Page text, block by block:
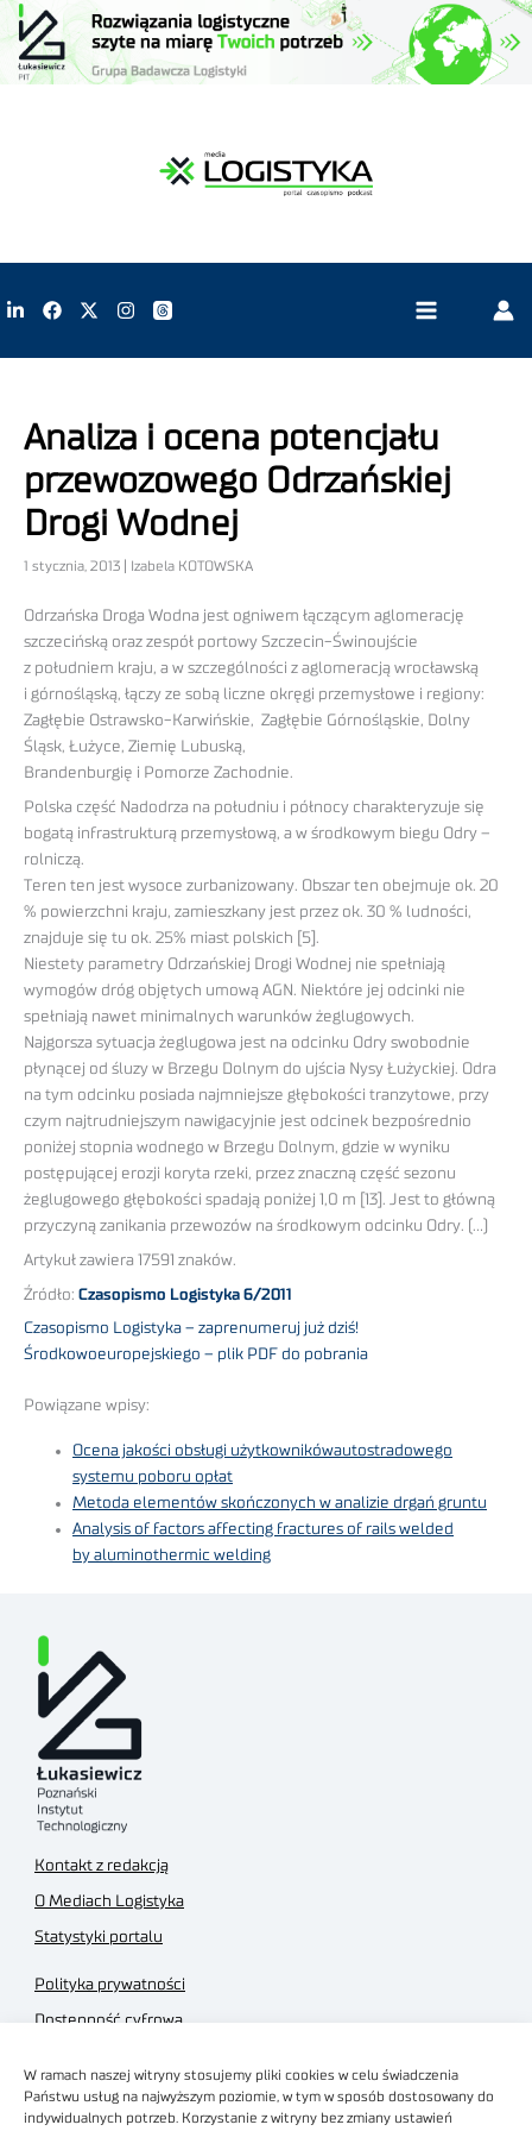
W ramach naszej witryny stosujemy pliki cookies w celu świadczenia
Państwu usług na najwyższym poziomie, w tym w sposób dostosowany do
indywidualnych potrzeb. Korzystanie z witryny bez zmiany ustawień
Analiza i ocena potencjału
przewozowego Odrzańskiej
Drogi Wodnej
1 stycznia, 2013 | Izabela KOTOWSKA
Odrzańska Droga Wodna jest ogniwem łączącym aglomerację
szczecińską oraz zespół portowy Szczecin-Świnoujście
z południem kraju, a w szczególności z aglomeracją wrocławską
i górnośląską, łączy ze sobą liczne okręgi przemysłowe i regiony:
Zagłębie Ostrawsko-Karwińskie, Zagłębie Górnośląskie, Dolny
Śląsk, Łużyce, Ziemię Lubuską,
Brandenburgię i Pomorze Zachodnie.
Polska część Nadodrza na południu i północy charakteryzuje się
bogatą infrastrukturą przemysłową, a w środkowym biegu Odry –
rolniczą.
Teren ten jest wysoce zurbanizowany. Obszar ten obejmuje ok. 20
% powierzchni kraju, zamieszkany jest przez ok. 30 % ludności,
znajduje się tu ok. 25% miast polskich [5].
Niestety parametry Odrzańskiej Drogi Wodnej nie spełniają
wymogów dróg objętych umową AGN. Niektóre jej odcinki nie
spełniają nawet minimalnych warunków żeglugowych.
Najgorsza sytuacja żeglugowa jest na odcinku Odry swobodnie
płynącej od śluzy w Brzegu Dolnym do ujścia Nysy Łużyckiej. Odra
na tym odcinku posiada najmniejsze głębokości tranzytowe, przy
czym najtrudniejszym nawigacyjnie jest odcinek bezpośrednio
poniżej stopnia wodnego w Brzegu Dolnym, gdzie w wyniku
postępującej erozji koryta rzeki, przez znaczną część sezonu
żeglugowego głębokości spadają poniżej 1,0 m [13]. Jest to główną
przyczyną zanikania przewozów na środkowym odcinku Odry. (…)
Artykuł zawiera 17591 znaków.
Źródło: Czasopismo Logistyka 6/2011
Czasopismo Logistyka – zaprenumeruj już dziś!
Środkowoeuropejskiego – plik PDF do pobrania
Powiązane wpisy:
Ocena jakości obsługi użytkownikówautostradowego
systemu poboru opłat
Metoda elementów skończonych w analizie drgań gruntu
Analysis of factors affecting fractures of rails welded
by aluminothermic welding
Kontakt z redakcją
O Mediach Logistyka
Statystyki portalu
Polityka prywatności
Dostępność cyfrowa
Regulamin sklepu